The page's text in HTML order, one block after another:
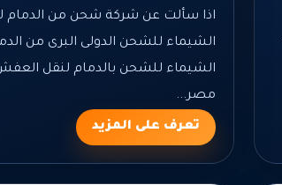
اذا سألت عن شركة شحن من
الشيماء للشحن الدولى البرى من
الشيماء للشحن بالدمام لنقل
مصر...
تعرف على المزيد